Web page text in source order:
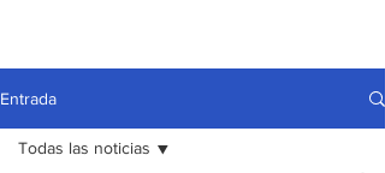
Entrada
Todas las noticias